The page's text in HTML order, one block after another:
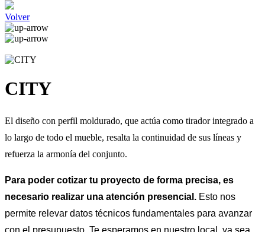
Volver
CITY
El diseño con perfil moldurado, que actúa como tirador integrado a
lo largo de todo el mueble, resalta la continuidad de sus líneas y
refuerza la armonía del conjunto.
Para poder cotizar tu proyecto de forma precisa, es
necesario realizar una atención presencial. Esto nos
permite relevar datos técnicos fundamentales para avanzar
con el presupuesto. Te esperamos en nuestro local, ya sea